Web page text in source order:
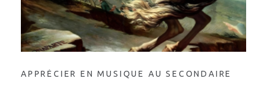
APPRÉCIER EN MUSIQUE AU SECONDAIRE